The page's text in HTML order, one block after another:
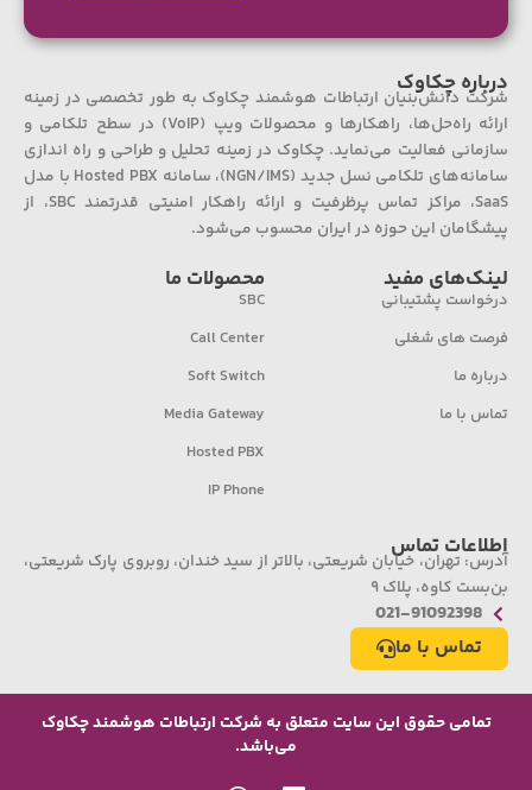
درباره چکاوک
شرکت دانش‌بنیان ارتباطات هوشمند چکاوک به طور تخصصی در زمینه
ارائه راه‌حل‌ها، راهکارها و محصولات ویپ (VoIP) در سطح تلکامی و
سازمانی فعالیت می‌نماید. چکاوک در زمینه تحلیل و طراحی و راه اندازی
سامانه‌های تلکامی نسل جدید (NGN/IMS)، سامانه Hosted PBX با مدل
SaaS، مراکز تماس پرظرفیت و ارائه راهکار امنیتی قدرتمند SBC، از
پیشگامان این حوزه در ایران محسوب می‌شود.
لینک‌های مفید
درخواست پشتیبانی
فرصت های شغلی
درباره ما
تماس با ما
محصولات ما
SBC
Call Center
Soft Switch
Media Gateway
Hosted PBX
IP Phone
اطلاعات تماس
آدرس: تهران، خیابان شریعتی، بالاتر از سید خندان، روبروی پارک شریعتی،
بن‌بست کاوه، پلاک ۹
021-91092398
تماس با ما
تمامی حقوق این سایت متعلق به شرکت ارتباطات هوشمند چکاوک
می‌باشد.